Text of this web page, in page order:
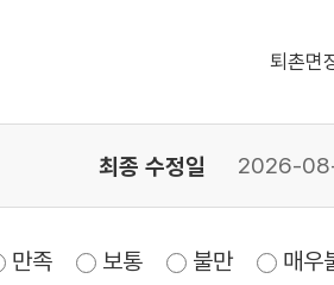
퇴촌면
최종 수정일 2026-
만족 보통 불만 매우